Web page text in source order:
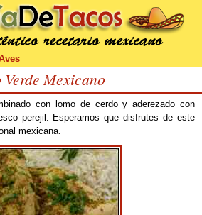
Mexicano
con lomo de cerdo y aderezado con
perejil. Esperamos que disfrutes de este
mexicana.